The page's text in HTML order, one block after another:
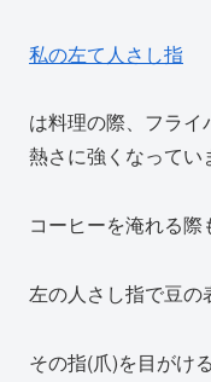
私の左て人さし指
は料理の際、フラ
熱さに強くなってい
コーヒーを淹れる際
左の人さし指で豆の
その指(爪)を目がけ